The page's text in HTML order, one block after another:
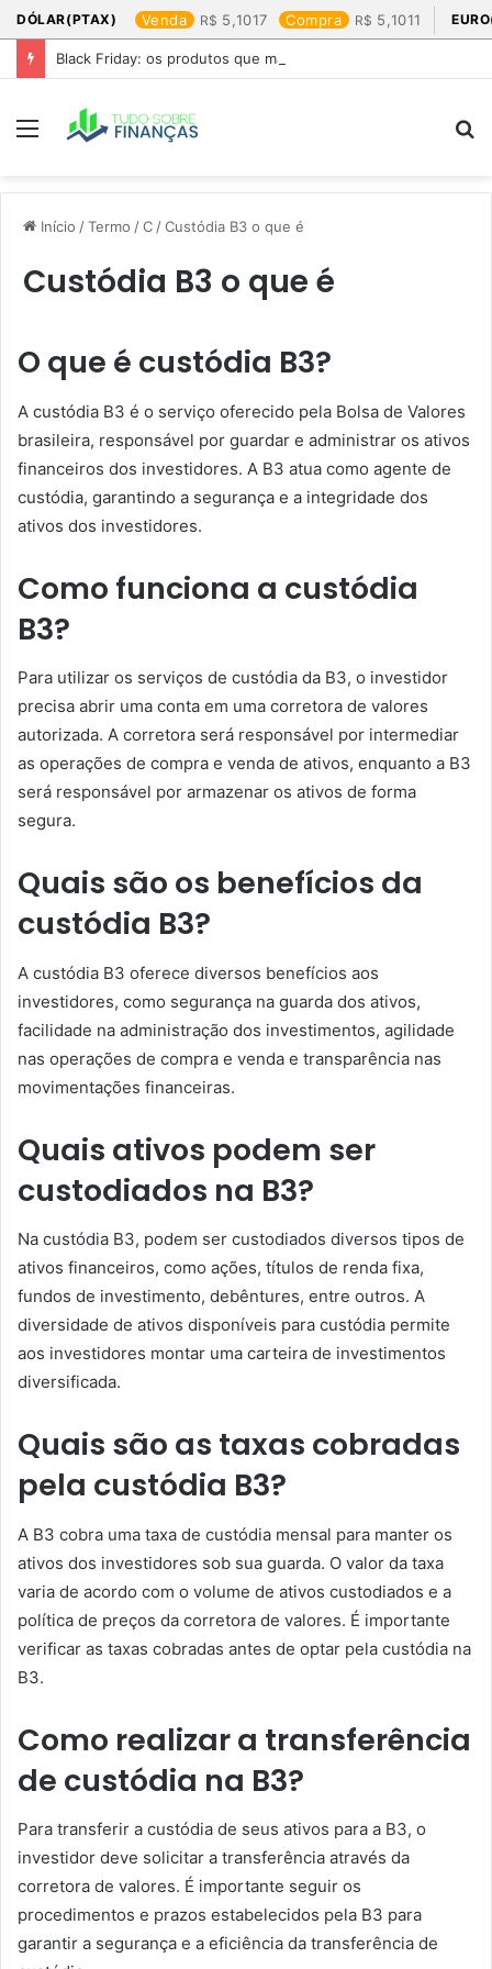
DÓLAR(PTAX) Venda 5,1017 Compra 5,1011
Black Friday: os produtos que mais valem a pena
Menu
Início /Termo /C /Custódia B3 o que é
Custódia B3 o que é
O que é custódia B3?
A custódia B3 é o serviço oferecido pela Bolsa de Valores
brasileira, responsável por guardar e administrar os ativos
financeiros dos investidores. A B3 atua como agente de
custódia, garantindo a segurança e a integridade dos
ativos dos investidores.
Como funciona a custódia
B3?
Para utilizar os serviços de custódia da B3, o investidor
precisa abrir uma conta em uma corretora de valores
autorizada. A corretora será responsável por intermediar
as operações de compra e venda de ativos, enquanto a B3
será responsável por armazenar os ativos de forma
segura.
Quais são os benefícios da
custódia B3?
A custódia B3 oferece diversos benefícios aos
investidores, como segurança na guarda dos ativos,
facilidade na administração dos investimentos, agilidade
nas operações de compra e venda e transparência nas
movimentações financeiras.
Quais ativos podem ser
custodiados na B3?
Na custódia B3, podem ser custodiados diversos tipos de
ativos financeiros, como ações, títulos de renda fixa,
fundos de investimento, debêntures, entre outros. A
diversidade de ativos disponíveis para custódia permite
aos investidores montar uma carteira de investimentos
diversificada.
Quais são as taxas cobradas
pela custódia B3?
A B3 cobra uma taxa de custódia mensal para manter os
ativos dos investidores sob sua guarda. O valor da taxa
varia de acordo com o volume de ativos custodiados e a
política de preços da corretora de valores. É importante
verificar as taxas cobradas antes de optar pela custódia na
B3.
Como realizar a transferência
de custódia na B3?
Para transferir a custódia de seus ativos para a B3, o
investidor deve solicitar a transferência através da
corretora de valores. É importante seguir os
procedimentos e prazos estabelecidos pela B3 para
garantir a segurança e a eficiência da transferência de